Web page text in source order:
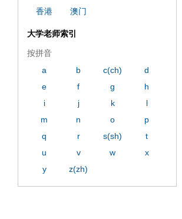
香港
澳门
大学老师索引
按拼音
a
b c(ch)
d
e
f g
h
i
j k
l
m
n o
p
q
r s(sh)
t
u
v w
x
y
z(zh)